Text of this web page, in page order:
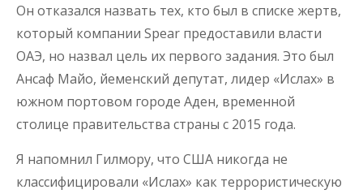
Он отказался назвать тех, кто был в списке жертв,
который компании Spear предоставили власти
ОАЭ, но назвал цель их первого задания. Это был
Ансаф Майо, йеменский депутат, лидер «Ислах» в
южном портовом городе Аден, временной
столице правительства страны с 2015 года.
Я напомнил Гилмору, что США никогда не
классифицировали «Ислах» как террористическую